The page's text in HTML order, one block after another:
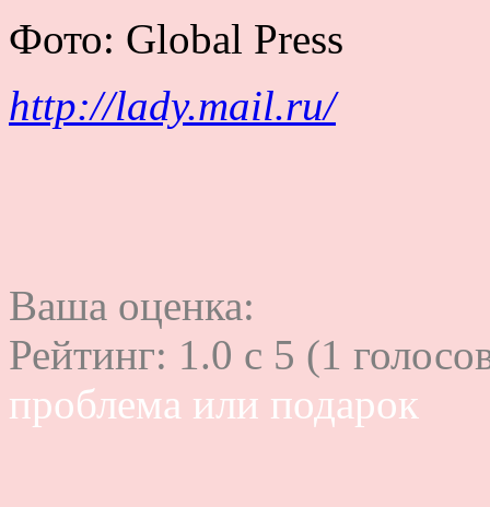
Фото: Global Press
http://lady.mail.ru/
Ваша оценка:
Рейтинг: 1.0 c 5 (1
проблема или подарок